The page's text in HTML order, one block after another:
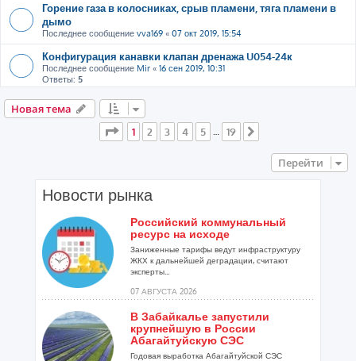
Горение газа в колосниках, срыв пламени, тяга пламени в
дымо
Последнее сообщение vva169 « 07 окт 2019, 15:54
Конфигурация канавки клапан дренажа U054-24к
Последнее сообщение Mir « 16 сен 2019, 10:31
Ответы: 5
Новая тема
Страница
из 19
1 2 3 4 5 … 19
Перейти
Новости рынка
Российский коммунальный
ресурс на исходе
Заниженные тарифы ведут инфраструктуру
ЖКХ к дальнейшей деградации, считают
эксперты...
07 АВГУСТА 2026
В Забайкалье запустили
крупнейшую в России
Абагайтуйскую СЭС
Годовая выработка Абагайтуйской СЭС